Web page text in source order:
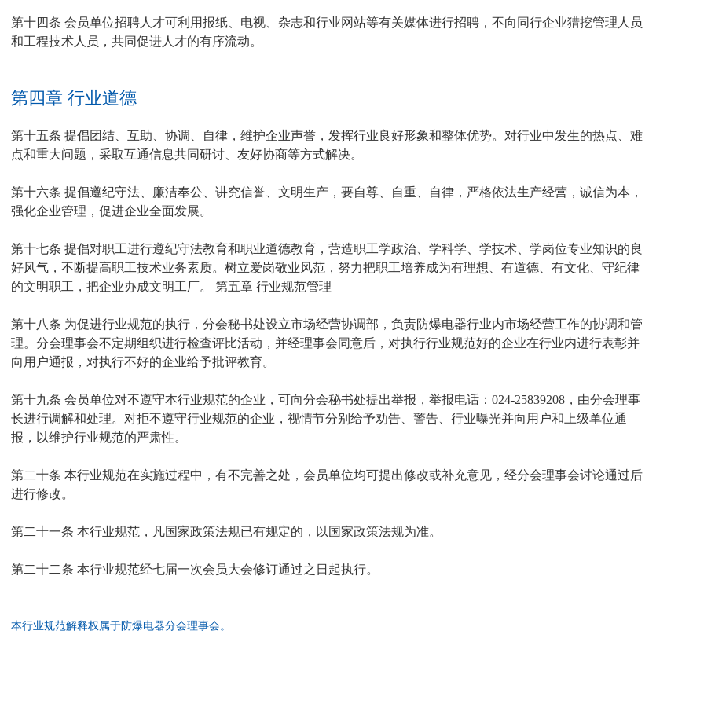
第十四条 会员单位招聘人才可利用报纸、电视、杂志和行业网站等有关媒体进行招聘，不向同行企业猎挖管理人员
和工程技术人员，共同促进人才的有序流动。
第四章 行业道德
第十五条 提倡团结、互助、协调、自律，维护企业声誉，发挥行业良好形象和整体优势。对行业中发生的热点、难
点和重大问题，采取互通信息共同研讨、友好协商等方式解决。
第十六条 提倡遵纪守法、廉洁奉公、讲究信誉、文明生产，要自尊、自重、自律，严格依法生产经营，诚信为本，
强化企业管理，促进企业全面发展。
第十七条 提倡对职工进行遵纪守法教育和职业道德教育，营造职工学政治、学科学、学技术、学岗位专业知识的良
好风气，不断提高职工技术业务素质。树立爱岗敬业风范，努力把职工培养成为有理想、有道德、有文化、守纪律
的文明职工，把企业办成文明工厂。 第五章 行业规范管理
第十八条 为促进行业规范的执行，分会秘书处设立市场经营协调部，负责防爆电器行业内市场经营工作的协调和管
理。分会理事会不定期组织进行检查评比活动，并经理事会同意后，对执行行业规范好的企业在行业内进行表彰并
向用户通报，对执行不好的企业给予批评教育。
第十九条 会员单位对不遵守本行业规范的企业，可向分会秘书处提出举报，举报电话：024-25839208，由分会理事
长进行调解和处理。对拒不遵守行业规范的企业，视情节分别给予劝告、警告、行业曝光并向用户和上级单位通
报，以维护行业规范的严肃性。
第二十条 本行业规范在实施过程中，有不完善之处，会员单位均可提出修改或补充意见，经分会理事会讨论通过后
进行修改。
第二十一条 本行业规范，凡国家政策法规已有规定的，以国家政策法规为准。
第二十二条 本行业规范经七届一次会员大会修订通过之日起执行。
本行业规范解释权属于防爆电器分会理事会。